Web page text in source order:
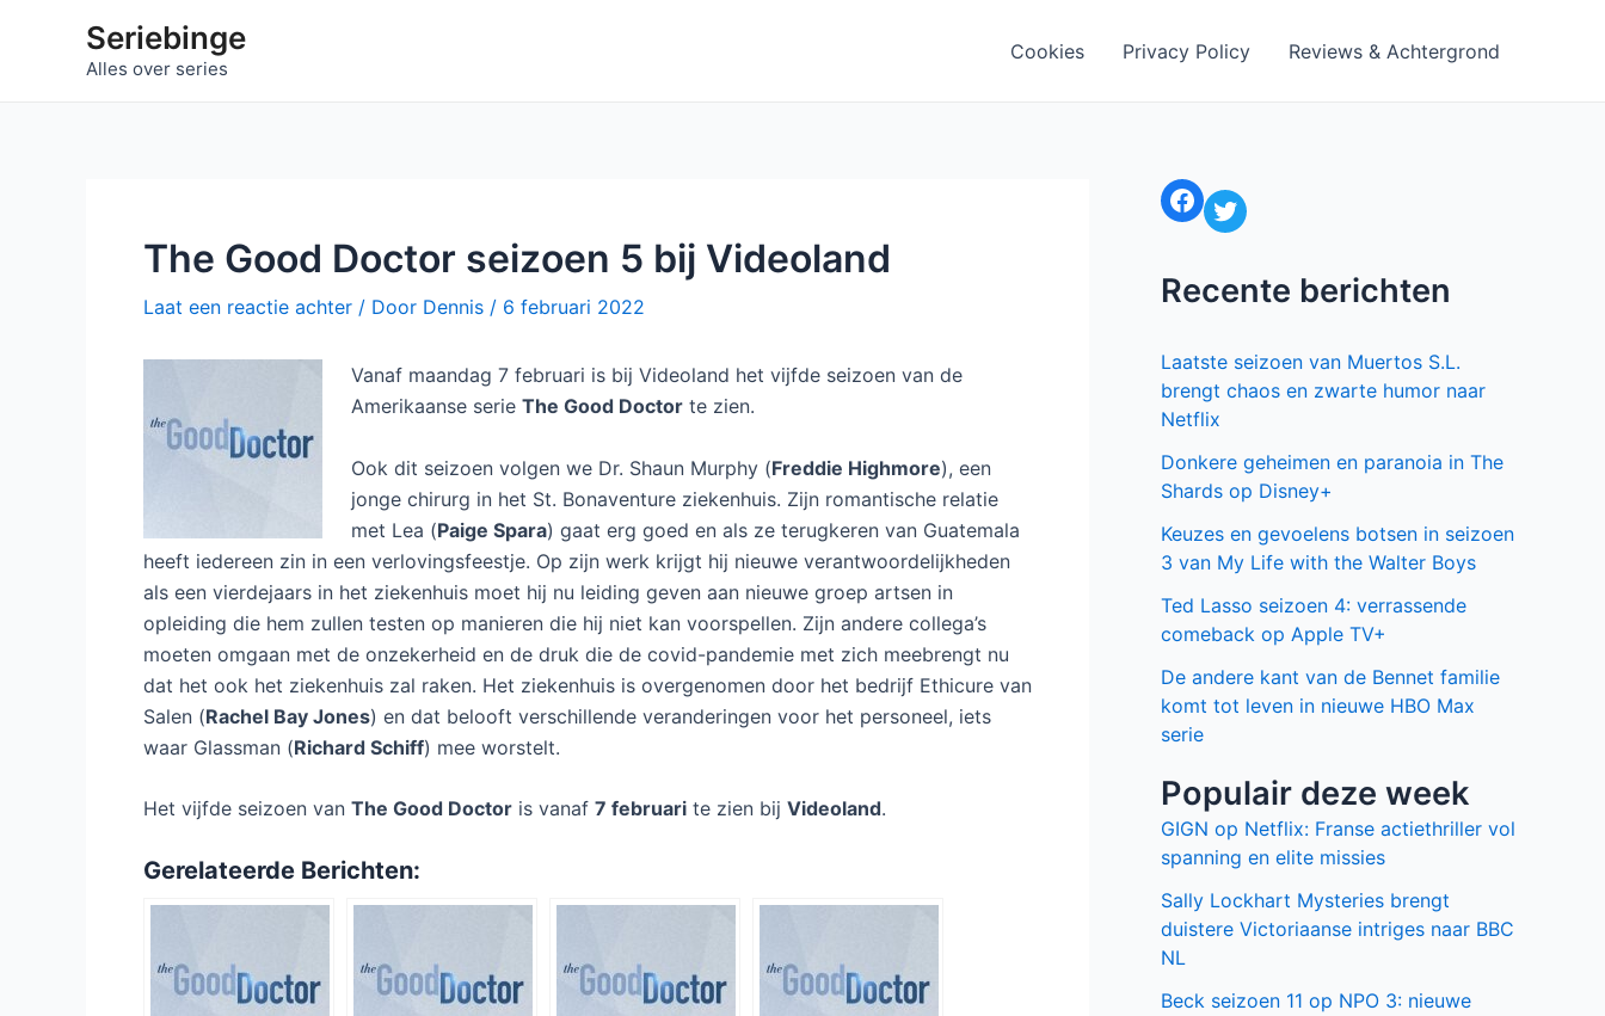
Seriebinge
Alles over series
Cookies Privacy Policy Reviews & Achtergrond
The Good Doctor seizoen 5 bij Videoland
Laat een reactie achter / Door Dennis / 6 februari 2022
Vanaf maandag 7 februari is bij Videoland het vijfde seizoen van de
Amerikaanse serie The Good Doctor te zien.
Ook dit seizoen volgen we Dr. Shaun Murphy (Freddie Highmore), een
jonge chirurg in het St. Bonaventure ziekenhuis. Zijn romantische relatie
met Lea (Paige Spara) gaat erg goed en als ze terugkeren van Guatemala
heeft iedereen zin in een verlovingsfeestje. Op zijn werk krijgt hij nieuwe verantwoordelijkheden
als een vierdejaars in het ziekenhuis moet hij nu leiding geven aan nieuwe groep artsen in
opleiding die hem zullen testen op manieren die hij niet kan voorspellen. Zijn andere collega’s
moeten omgaan met de onzekerheid en de druk die de covid-pandemie met zich meebrengt nu
dat het ook het ziekenhuis zal raken. Het ziekenhuis is overgenomen door het bedrijf Ethicure van
Salen (Rachel Bay Jones) en dat belooft verschillende veranderingen voor het personeel, iets
waar Glassman (Richard Schiff) mee worstelt.
Het vijfde seizoen van The Good Doctor is vanaf 7 februari te zien bij Videoland.
Gerelateerde Berichten:
Facebook Twitter
Recente berichten
Laatste seizoen van Muertos S.L.
brengt chaos en zwarte humor naar
Netflix
Donkere geheimen en paranoia in The
Shards op Disney+
Keuzes en gevoelens botsen in seizoen
3 van My Life with the Walter Boys
Ted Lasso seizoen 4: verrassende
comeback op Apple TV+
De andere kant van de Bennet familie
komt tot leven in nieuwe HBO Max
serie
Populair deze week
GIGN op Netflix: Franse actiethriller vol
spanning en elite missies
Sally Lockhart Mysteries brengt
duistere Victoriaanse intriges naar BBC
NL
Beck seizoen 11 op NPO 3: nieuwe